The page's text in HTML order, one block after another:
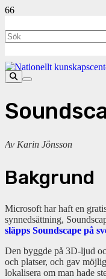
Av Karin Jönsson
Bakgrund
Microsoft har haft en
synnedsättning,
släpps Soundscape på
Den byggde på 3D-ljud
och platser, och gav
lokalisera om man hade